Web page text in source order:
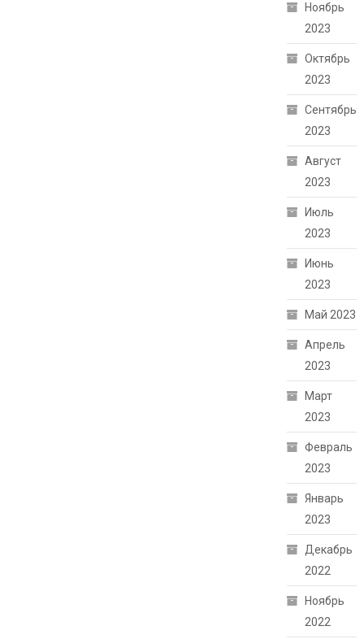
Ноябрь
2023
Октябрь
2023
Сентябрь
2023
Август
2023
Июль
2023
Июнь
2023
Май 2023
Апрель
2023
Март
2023
Февраль
2023
Январь
2023
Декабрь
2022
Ноябрь
2022